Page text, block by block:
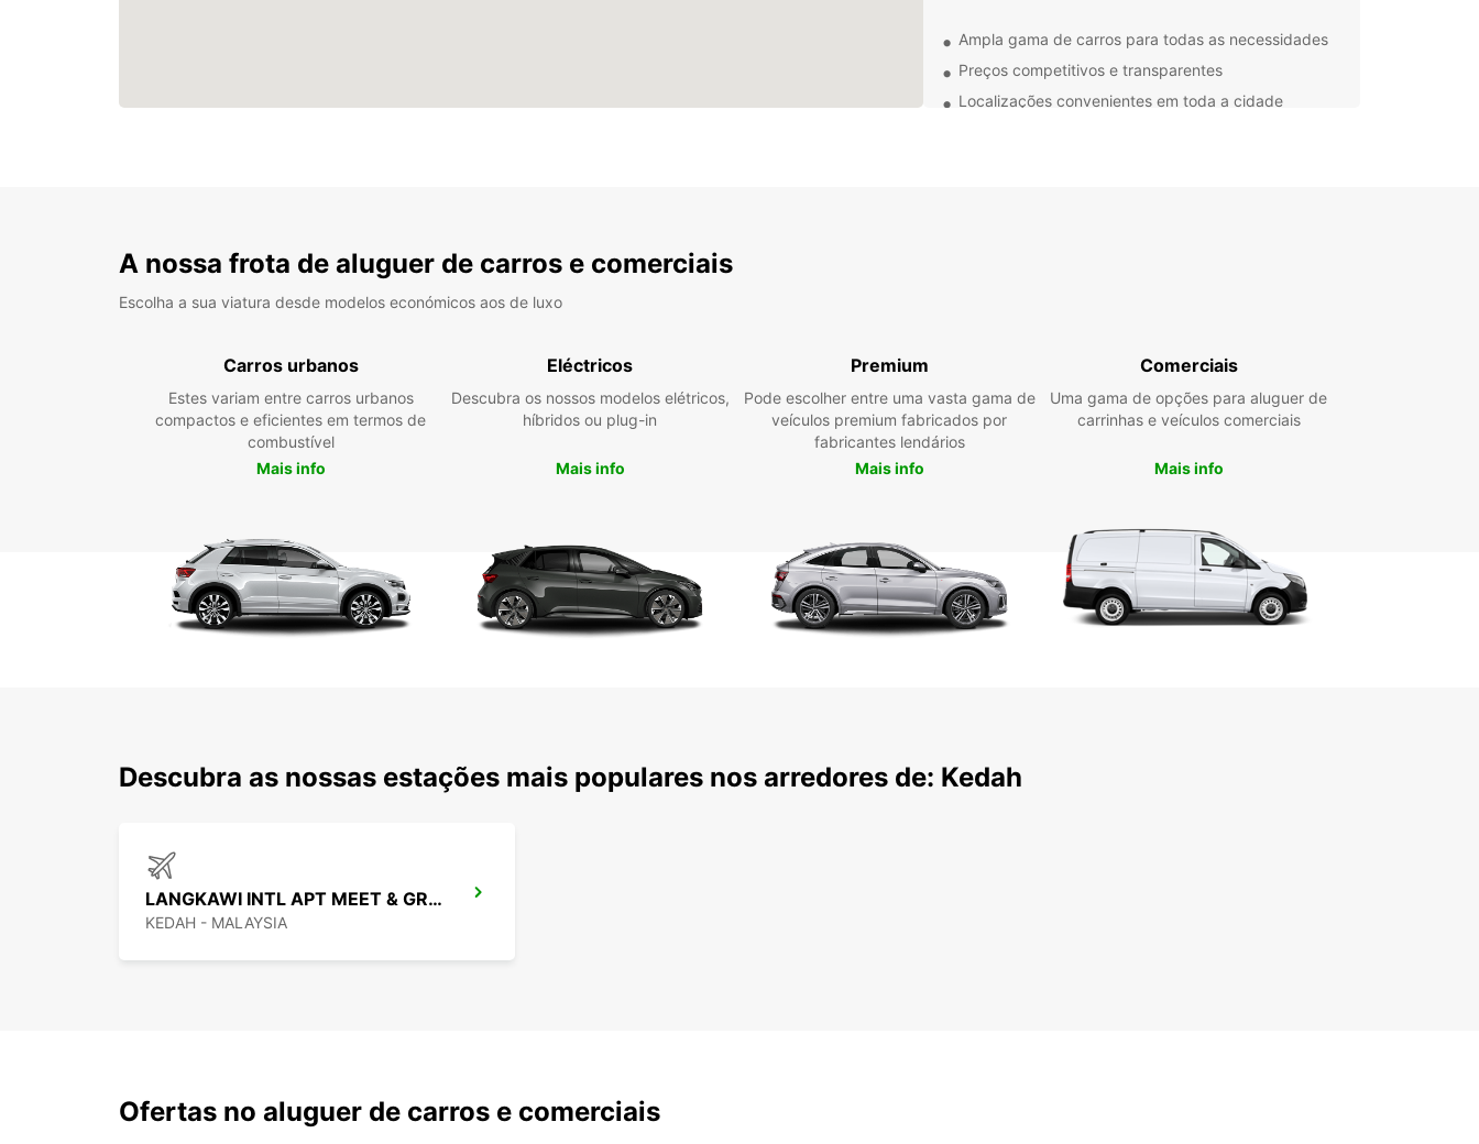
Ampla gama de carros para todas as necessidades
Preços competitivos e transparentes
Localizações convenientes em toda a cidade
Reserve o seu carro com a
Europcar hoje mesmo
Europcar e garanta uma experiência de aluguer de
carros sem complicações.
A nossa frota de aluguer de carros e comerciais
Escolha a sua viatura desde modelos económicos aos de luxo
Carros urbanos
Estes variam entre carros urbanos
compactos e eficientes em termos de
combustível
Mais info
Eléctricos
Descubra os nossos modelos elétricos,
híbridos ou plug-in
Mais info
Premium
Pode escolher entre uma vasta gama de
veículos premium fabricados por
fabricantes lendários
Mais info
Comerciais
Uma gama de opções para aluguer de
carrinhas e veículos comerciais
Mais info
Descubra as nossas estações mais populares nos arredores de: Kedah
LANGKAWI INTL APT MEET & GREET
KEDAH - MALAYSIA
Ofertas no aluguer de carros e comerciais